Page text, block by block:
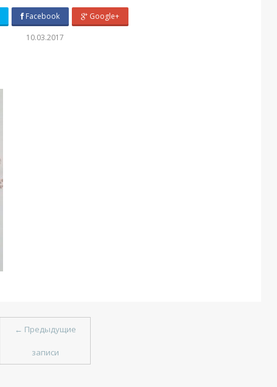
Facebook Google+
10.03.2017
← Предыдущие
записи